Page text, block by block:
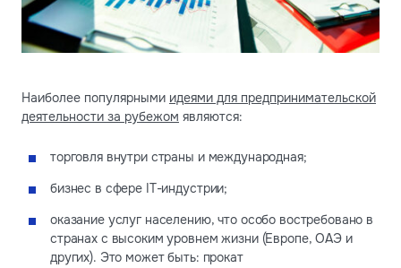
Наиболее популярными идеями для предпринимательской
деятельности за рубежом являются:
торговля внутри страны и международная;
бизнес в сфере IT-индустрии;
оказание услуг населению, что особо востребовано в
странах с высоким уровнем жизни (Европе, ОАЭ и
других). Это может быть: прокат